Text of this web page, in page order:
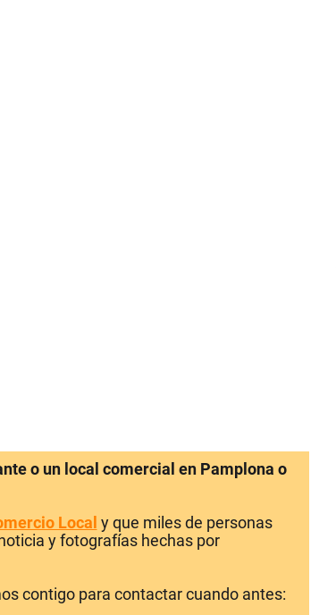
o un local comercial en Pamplona o
Local y que miles de personas
y fotografías hechas por
contigo para contactar cuando antes: